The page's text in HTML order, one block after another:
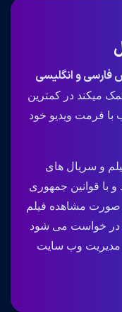
فارسی و انگلیسی
میکند در کمترین
با فرمت ویدیو خود
و سریال های
با قوانین جمهوری
صورت مشاهده فیلم
در خواست می شود
مدیریت وب سایت